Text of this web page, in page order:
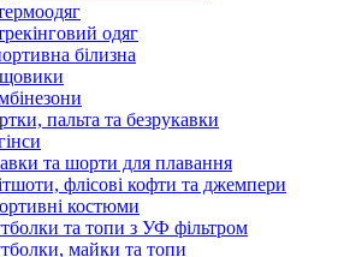
одяг
білизна
пальта та безрукавки
та шорти для плавання
флісові кофти та джемпери
костюми
та топи з УФ фільтром
майки та топи